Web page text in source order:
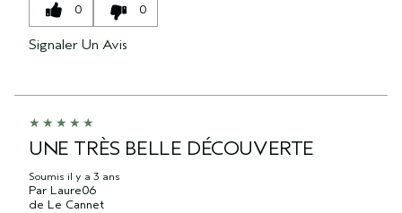
0 0
Signaler Un Avis
UNE TRÈS BELLE DÉCOUVERTE
Soumis il y a 3 ans
Par Laure06
de Le Cannet